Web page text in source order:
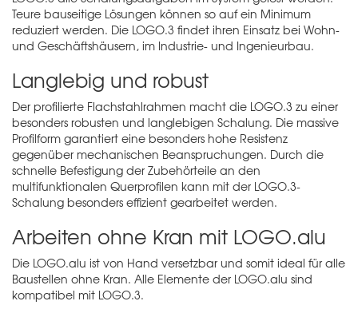
Teure bauseitige Lösungen können so auf ein Minimum
reduziert werden. Die LOGO.3 findet ihren Einsatz bei Wohn-
und Geschäftshäusern, im Industrie- und Ingenieurbau.
Langlebig und robust
Der profilierte Flachstahlrahmen macht die LOGO.3 zu einer
besonders robusten und langlebigen Schalung. Die massive
Profilform garantiert eine besonders hohe Resistenz
gegenüber mechanischen Beanspruchungen. Durch die
schnelle Befestigung der Zubehörteile an den
multifunktionalen Querprofilen kann mit der LOGO.3-
Schalung besonders effizient gearbeitet werden.
Arbeiten ohne Kran mit LOGO.alu
Die LOGO.alu ist von Hand versetzbar und somit ideal für alle
Baustellen ohne Kran. Alle Elemente der LOGO.alu sind
kompatibel mit LOGO.3.